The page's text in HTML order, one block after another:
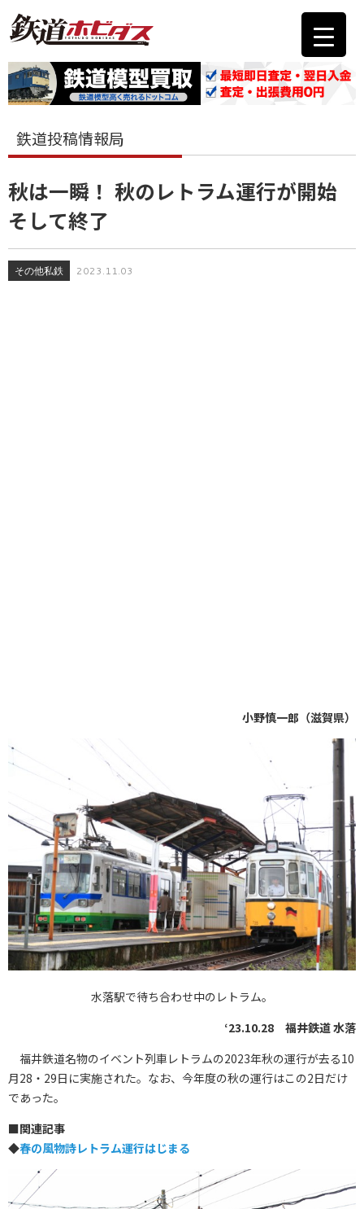
鉄道投稿情報局
秋は一瞬！ 秋のレトラム運行が開始
そして終了
その他私鉄 2023.11.03
小野慎一郎（滋賀県）
水落駅で待ち合わせ中のレトラム。
‘23.10.28 福井鉄道 水落
福井鉄道名物のイベント列車レトラムの2023年秋の運行が去る10
月28・29日に実施された。なお、今年度の秋の運行はこの2日だけ
であった。
■関連記事
◆春の風物詩レトラム運行はじまる